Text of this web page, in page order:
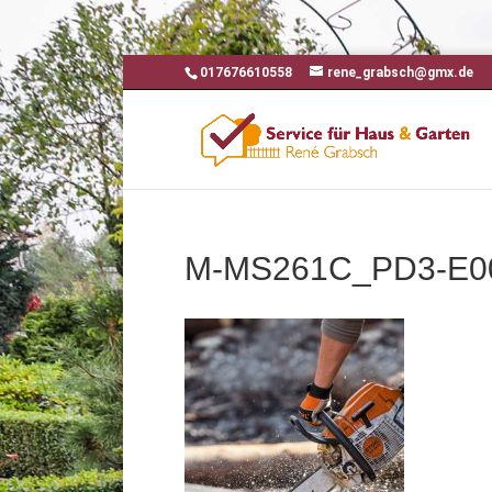
017676610558 rene_grabsch@gmx.de
M-MS261C_PD3-